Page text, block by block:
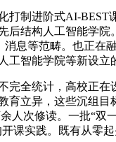
进阶式AI-BEST
后结构人工智能学
息等范畴。也正
智能学院等新设
统计，高校正在
立异，这些沉组
人次修读。一批“
课实践。既有从零起